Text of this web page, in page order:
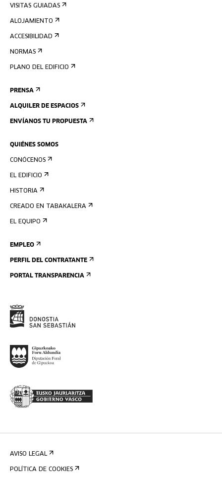
VISITAS GUIADAS
ALOJAMIENTO
ACCESIBILIDAD
NORMAS
PLANO DEL EDIFICIO
PRENSA
ALQUILER DE ESPACIOS
ENVÍANOS TU PROPUESTA
QUIÉNES SOMOS
CONÓCENOS
EL EDIFICIO
HISTORIA
CREADO EN TABAKALERA
EL EQUIPO
EMPLEO
PERFIL DEL CONTRATANTE
PORTAL TRANSPARENCIA
AVISO LEGAL
POLÍTICA DE COOKIES